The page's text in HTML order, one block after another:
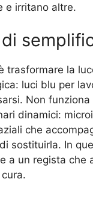
e irritano altre.
trasformare la
luci blu per
Non
dinamici:
che
sostituirla. In
a un regista che